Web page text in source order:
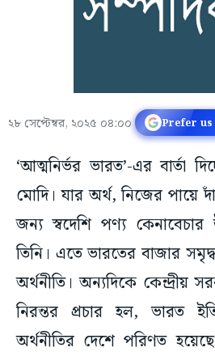
২৮ সেপ্টেম্বর, ২০২৫ ০৪:০০ Prefer us
‘আত্মনির্ভর ভারত’-এর বার্তা
মোদি। যার অর্থ, নিজের পায়ে
জন্য স্বদেশি পণ্য
তিনি। এতে ভারতের বাজার
অর্থনীতি। অন্যদিকে কেন্দ্রীয়
নিরন্তর প্রচার হল, ভারত
অর্থনীতির দেশে পরিণত